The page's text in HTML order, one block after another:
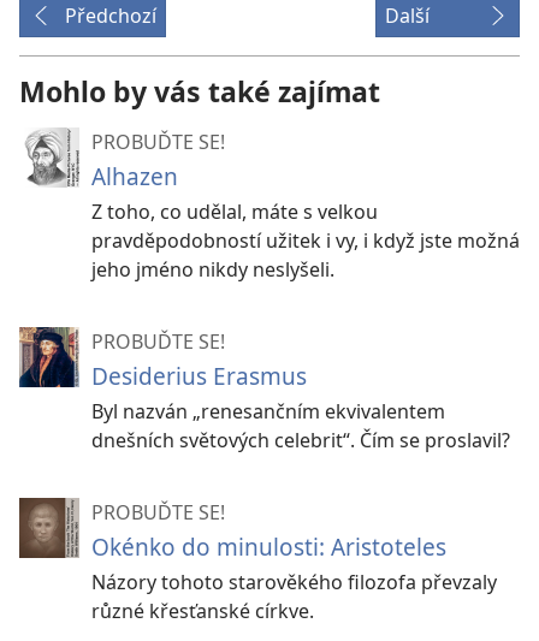
Předchozí Další
Mohlo by vás také zajímat
PROBUĎTE SE!
Alhazen
Z toho, co udělal, máte s velkou
pravděpodobností užitek i vy, i když jste možná
jeho jméno nikdy neslyšeli.
PROBUĎTE SE!
Desiderius Erasmus
Byl nazván „renesančním ekvivalentem
dnešních světových celebrit“. Čím se proslavil?
PROBUĎTE SE!
Okénko do minulosti: Aristoteles
Názory tohoto starověkého filozofa převzaly
různé křesťanské církve.